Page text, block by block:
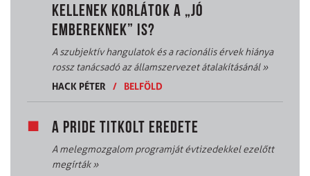
KELLENEK KORLÁTOK A „JÓ
EMBEREKNEK” IS?
A szubjektív hangulatok és a racionális érvek hiánya
rossz tanácsadó az államszervezet átalakításánál»
HACK PÉTER
/ BELFÖLD
A PRIDE TITKOLT EREDETE
A melegmozgalom programját évtizedekkel ezelőtt
megírták»